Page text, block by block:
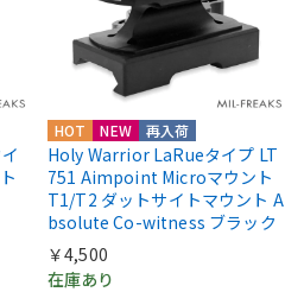
HOT NEW 再入荷
Holy Warrior LaRueタイプ LT
751 Aimpoint Microマウント
T1/T2 ダットサイトマウント A
bsolute Co-witness ブラック
￥4,500
在庫あり